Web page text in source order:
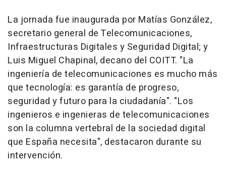
La jornada fue inaugurada por Matías González,
secretario general de Telecomunicaciones,
Infraestructuras Digitales y Seguridad Digital; y
Luis Miguel Chapinal, decano del COITT. "La
ingeniería de telecomunicaciones es mucho más
que tecnología: es garantía de progreso,
seguridad y futuro para la ciudadanía". "Los
ingenieros e ingenieras de telecomunicaciones
son la columna vertebral de la sociedad digital
que España necesita", destacaron durante su
intervención.